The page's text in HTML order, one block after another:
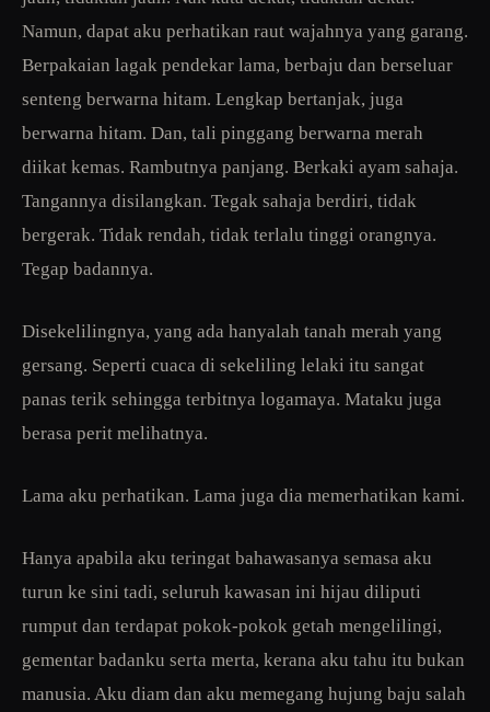
Namun, dapat aku perhatikan raut wajahnya yang garang.
Berpakaian lagak pendekar lama, berbaju dan berseluar
senteng berwarna hitam. Lengkap bertanjak, juga
berwarna hitam. Dan, tali pinggang berwarna merah
diikat kemas. Rambutnya panjang. Berkaki ayam sahaja.
Tangannya disilangkan. Tegak sahaja berdiri, tidak
bergerak. Tidak rendah, tidak terlalu tinggi orangnya.
Tegap badannya.
Disekelilingnya, yang ada hanyalah tanah merah yang
gersang. Seperti cuaca di sekeliling lelaki itu sangat
panas terik sehingga terbitnya logamaya. Mataku juga
berasa perit melihatnya.
Lama aku perhatikan. Lama juga dia memerhatikan kami.
Hanya apabila aku teringat bahawasanya semasa aku
turun ke sini tadi, seluruh kawasan ini hijau diliputi
rumput dan terdapat pokok-pokok getah mengelilingi,
gementar badanku serta merta, kerana aku tahu itu bukan
manusia. Aku diam dan aku memegang hujung baju salah